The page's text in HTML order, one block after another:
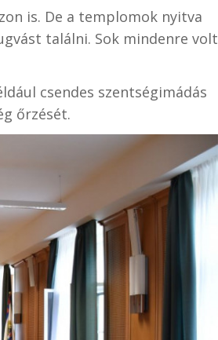
is. De a templomok nyitva
találni. Sok mindenre volt
csendes szentségimádás
őrzését.